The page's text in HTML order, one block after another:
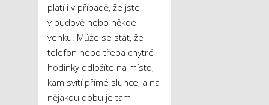
platí i v případě, že jste
v budově nebo někde
venku. Může se stát, že
telefon nebo třeba chytré
hodinky odložíte na místo,
kam svítí přímé slunce, a na
nějakou dobu je tam